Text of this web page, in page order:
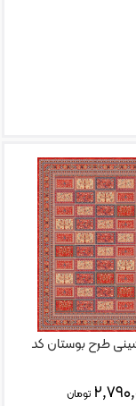
طرح بوستان کد
تومان